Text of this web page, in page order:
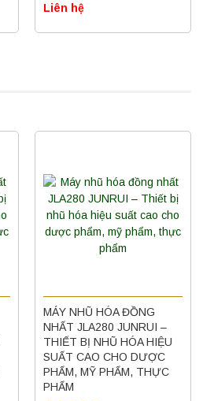
Liên hệ
MÁY NHŨ HÓA ĐỒNG
NHẤT JLA280 JUNRUI –
THIẾT BỊ NHŨ HÓA HIỆU
SUẤT CAO CHO DƯỢC
PHẨM, MỸ PHẨM, THỰC
PHẨM